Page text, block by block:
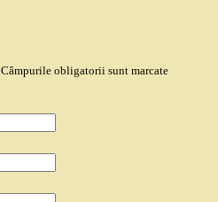
Câmpurile obligatorii sunt marcate